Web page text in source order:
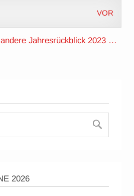
VOR
Jahresrückblick 2023 …
2026